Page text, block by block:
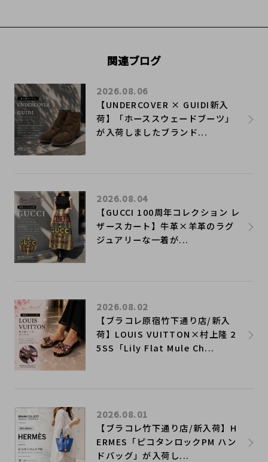
関連ブログ
【UNDERCOVER × GUIDI新入
荷】「ホーススウェードブーツ」
が入荷しましたブランド...
2026.08.06
【GUCCI 100周年コレクション レ
ザースカート】牛革×羊革のラグ
ジュアリーな一着が...
2026.08.04
【ブラコレ原宿竹下通り店/新入
荷】LOUIS VUITTON×村上隆 2
5SS「Lily Flat Mule Ch...
2026.08.02
【ブラコレ竹下通り店/新入荷】H
ERMES「ピコタンロックPM ハン
ドバッグ」が入荷し...
2026.08.01